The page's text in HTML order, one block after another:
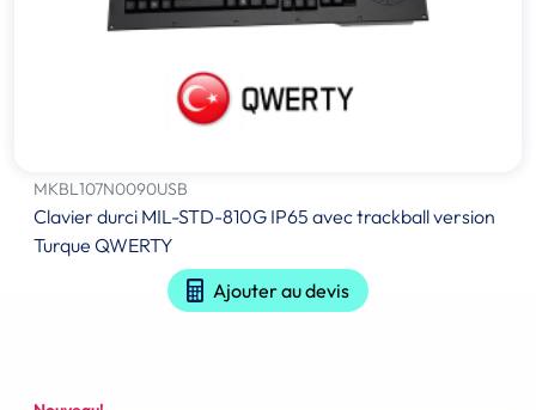
MKBL107N0090USB
Clavier durci MIL-STD-810G IP65 avec trackball version
Turque QWERTY
Ajouter au devis